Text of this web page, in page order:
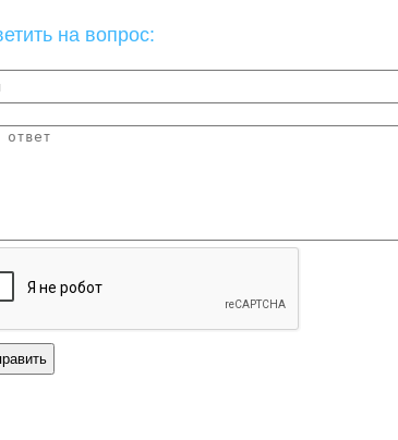
на вопрос: